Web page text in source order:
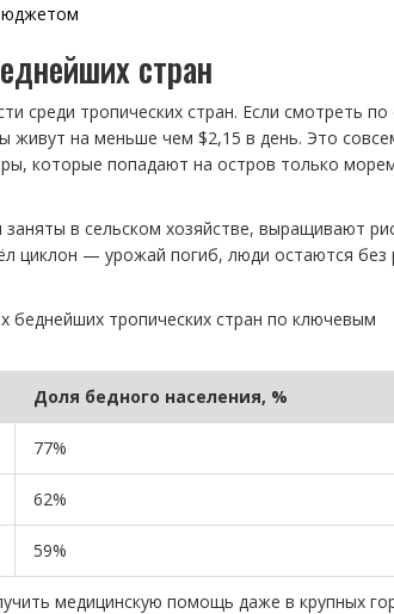
стран
среди тропических стран. Если смотреть
живут на меньше чем $2,15 в день. Это
которые попадают на остров только
в сельском хозяйстве, выращивают
циклон — урожай погиб, люди остаются без
беднейших тропических стран по ключевым
Доля бедного населения, %
77%
62%
59%
медицинскую помощь даже в крупных